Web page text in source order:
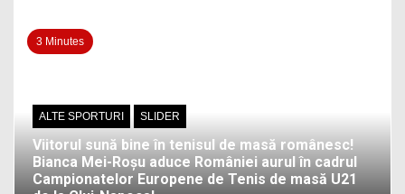
3 Minutes
ALTE SPORTURI SLIDER
Viitorul sună bine în tenisul de masă românesc!
Bianca Mei-Roșu aduce României aurul în cadrul
Campionatelor Europene de Tenis de masă U21